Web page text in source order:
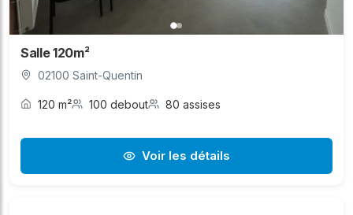
Salle 120m²
02100 Saint-Quentin
120 m² 100 debout 80 assises
Voir les détails